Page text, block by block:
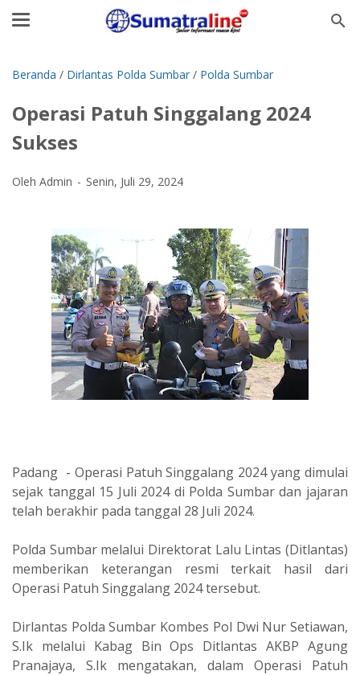
Beranda / Dirlantas Polda Sumbar / Polda Sumbar
Operasi Patuh Singgalang 2024
Sukses
Oleh Admin Senin, Juli 29, 2024
Padang - Operasi Patuh Singgalang 2024 yang dimulai
sejak tanggal 15 Juli 2024 di Polda Sumbar dan jajaran
telah berakhir pada tanggal 28 Juli 2024.
Polda Sumbar melalui Direktorat Lalu Lintas (Ditlantas)
memberikan keterangan resmi terkait hasil dari
Operasi Patuh Singgalang 2024 tersebut.
Dirlantas Polda Sumbar Kombes Pol Dwi Nur Setiawan,
S.Ik melalui Kabag Bin Ops Ditlantas AKBP Agung
Pranajaya, S.Ik mengatakan, dalam Operasi Patuh